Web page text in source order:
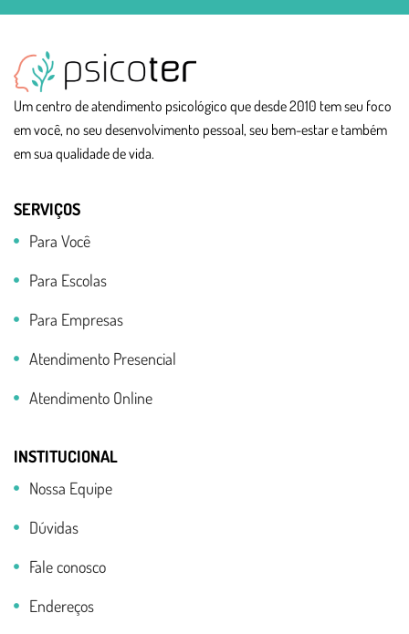
Um centro de atendimento psicológico que desde 2010 tem seu foco
em você, no seu desenvolvimento pessoal, seu bem-estar e também
em sua qualidade de vida.
SERVIÇOS
Para Você
Para Escolas
Para Empresas
Atendimento Presencial
Atendimento Online
INSTITUCIONAL
Nossa Equipe
Dúvidas
Fale conosco
Endereços